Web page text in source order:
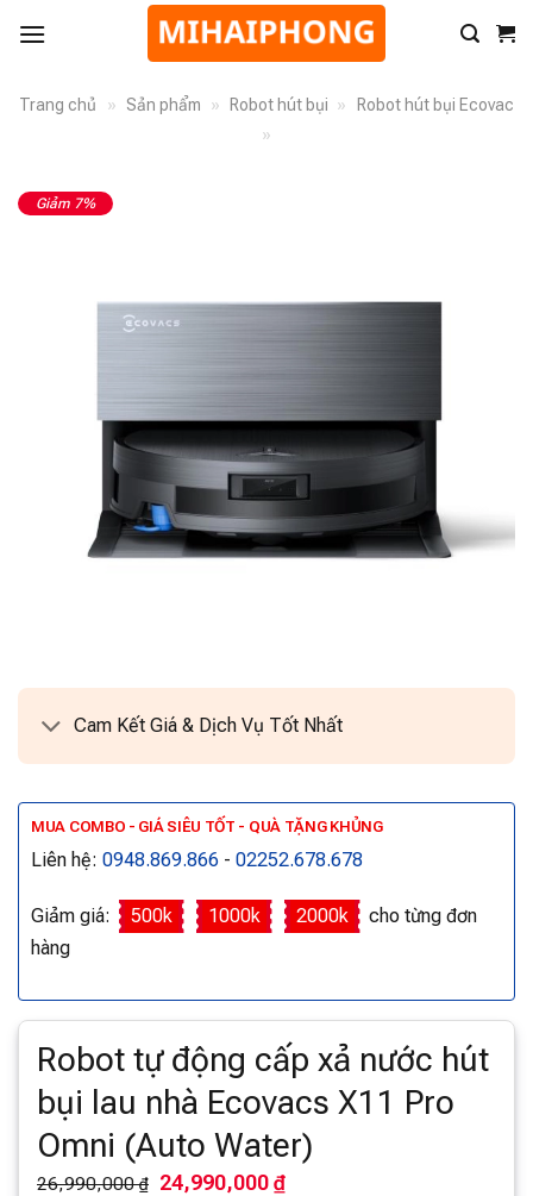
Trang chủ » Sản phẩm » Robot hút bụi »
Robot hút bụi Ecovac
»
Giảm 7%
Cam Kết Giá & Dịch Vụ Tốt Nhất
MUA COMBO - GIÁ SIÊU TỐT - QUÀ TẶNG KHỦNG
Liên hệ: 0948.869.866 - 02252.678.678
Giảm giá: 500k 1000k 2000k
cho từng đơn
hàng
Robot tự động cấp xả nước hút
bụi lau nhà Ecovacs X11 Pro
Omni (Auto Water)
26,990,000 ₫ 24,990,000 ₫